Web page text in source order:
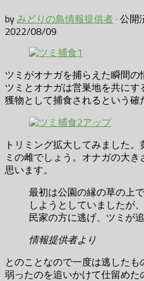
by みどりの鳥情報提供者 · 公開
2022/08/09
ツミがオナガを捕らえた瞬間の
ツミとオナガは営巣地を共に
獲物として捕食されるという確
トリミング拡大してみました
ミの雌でしょう。オナガの大
思います。
最初は公園の縁の草の上
しようとしていましたが
民家の方に逃げ、ツミが
情報提供者より
とのことなので一度は逃したも
弱ったのを追いかけて仕留めた